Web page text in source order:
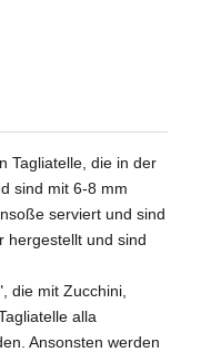
Tagliatelle, die in der
sind mit 6-8 mm
serviert und sind
hergestellt und sind
die mit Zucchini,
alla
Ansonsten werden